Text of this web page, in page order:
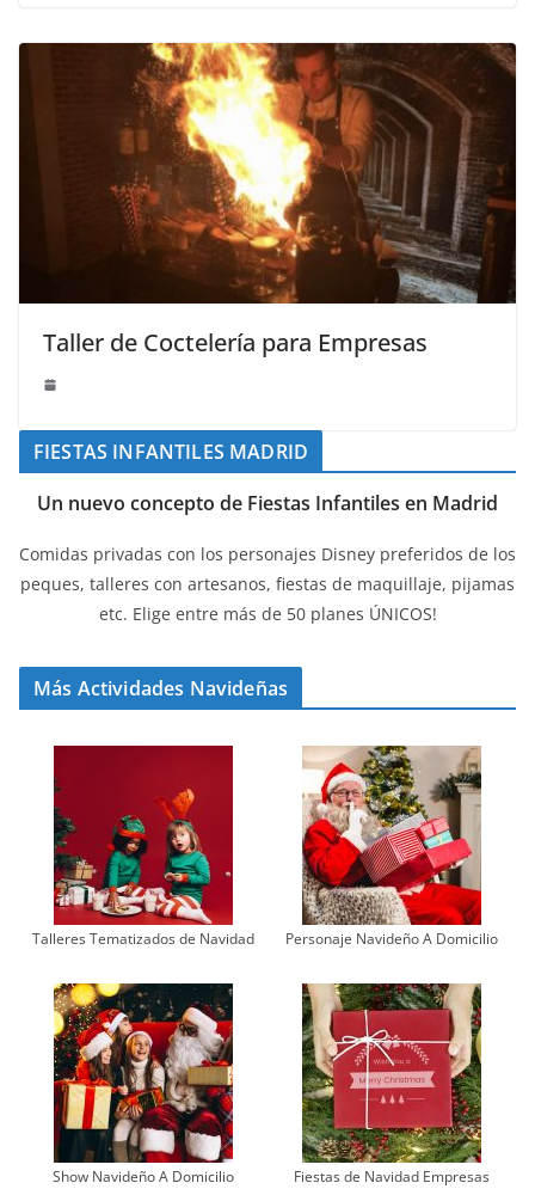
Taller de Coctelería para Empresas
FIESTAS INFANTILES MADRID
Un nuevo concepto de Fiestas Infantiles en Madrid
Comidas privadas con los personajes Disney preferidos de los
peques, talleres con artesanos, fiestas de maquillaje, pijamas
etc. Elige entre más de 50 planes ÚNICOS!
Más Actividades Navideñas
Talleres Tematizados de Navidad Personaje Navideño A Domicilio
Show Navideño A Domicilio Fiestas de Navidad Empresas